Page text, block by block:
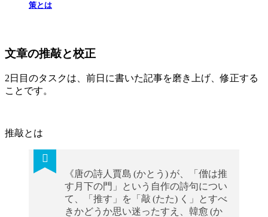
策とは
文章の推敲と校正
2日目のタスクは、前日に書いた記事を磨き上げ、修正する
ことです。
推敲とは
《唐の詩人賈島 (かとう) が、「僧は推
す月下の門」という自作の詩句につい
て、「推す」を「敲 (たた) く」とすべ
きかどうか思い迷ったすえ、韓愈 (か